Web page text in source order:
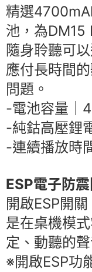
精選
池，為DM15
隨身聆聽可
應付長時間
問題。
-電池容量｜
-純鈷高壓鋰
-連續播放時
ESP電子防震
開啟ESP開
是在桌機模
定、動聽的
※開啟ESP功